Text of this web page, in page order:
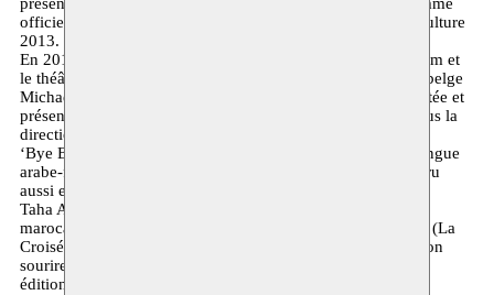
officiel de Marseille-Provence, Capitale européenne de la culture
2013.
En 2014, la version néerlandaise est coproduite par Moussem et
le théâtre flamand Arsenal sous la direction du dramaturge belge
Michael de Cock. En 2016, une version italienne a été montée et
présentée par ‘La Compagnia Italiana di Prosa- Genova’ sous la
direction de Elena Siri.
‘Bye Bye Gillo’ est paru en 2013, dans une publication bilingue
arabe-français, aux Editions Elyzad à Tunis. Le texte est paru
aussi en anglais et en italien.
Taha Adnan a publié deux ouvrages collectifs ‘Bruxelles, la
marocaine’ (Le Fennec, 2015) et ‘Ceci n’est pas une valise’ (La
Croisée des Chemins, 2016). Son dernier livre de poésie ‘Ton
sourire est plus beau que le drapeau national’ est paru aux
éditions Al Mutawassit (Milan, 2016).